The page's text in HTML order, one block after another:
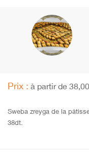
Prix : à partir de
Sweba zreyga de la
38dt.